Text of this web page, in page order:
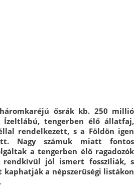
ősrák kb. 250 millió
tengerben élő állatfaj,
rendelkezett, s a Földön igen
Nagy számuk miatt fontos
a tengerben élő ragadozók
jól ismert fosszíliák, s
a népszerűségi listákon